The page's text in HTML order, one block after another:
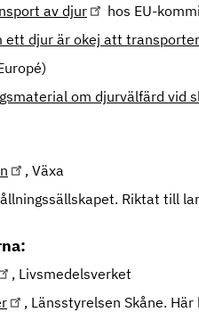
av djur
hos EU-
ett djur är okej att
om djurvälfärd vid
, Växa
Riktat till
, Livsmedelsverket
, Länsstyrelsen Skåne.